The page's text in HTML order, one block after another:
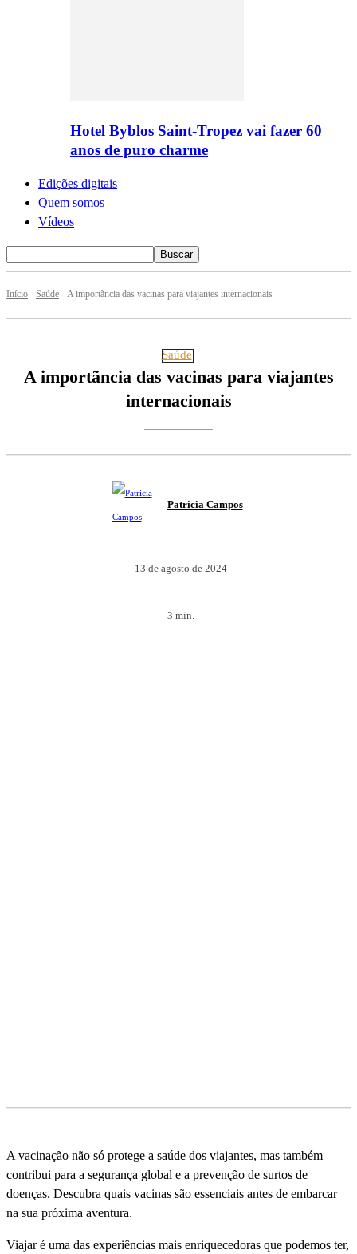
Hotel Byblos Saint-Tropez vai fazer 60
anos de puro charme
Edições digitais
Quem somos
Vídeos
Início Saúde A importãncia das vacinas para viajantes internacionais
Saúde
A importãncia das vacinas para viajantes
internacionais
Patricia Campos
13 de agosto de 2024
3 min.
A vacinação não só protege a saúde dos viajantes, mas também
contribui para a segurança global e a prevenção de surtos de
doenças. Descubra quais vacinas são essenciais antes de embarcar
na sua próxima aventura.
Viajar é uma das experiências mais enriquecedoras que podemos ter,